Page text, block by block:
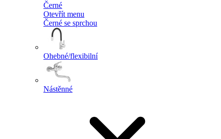
Černé
Otevřít menu
Černé se sprchou
Ohebné/flexibilní
Nástěnné